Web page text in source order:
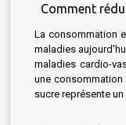
Comment
La consommation
maladies
maladies cardio-
une consommation
sucre représente un